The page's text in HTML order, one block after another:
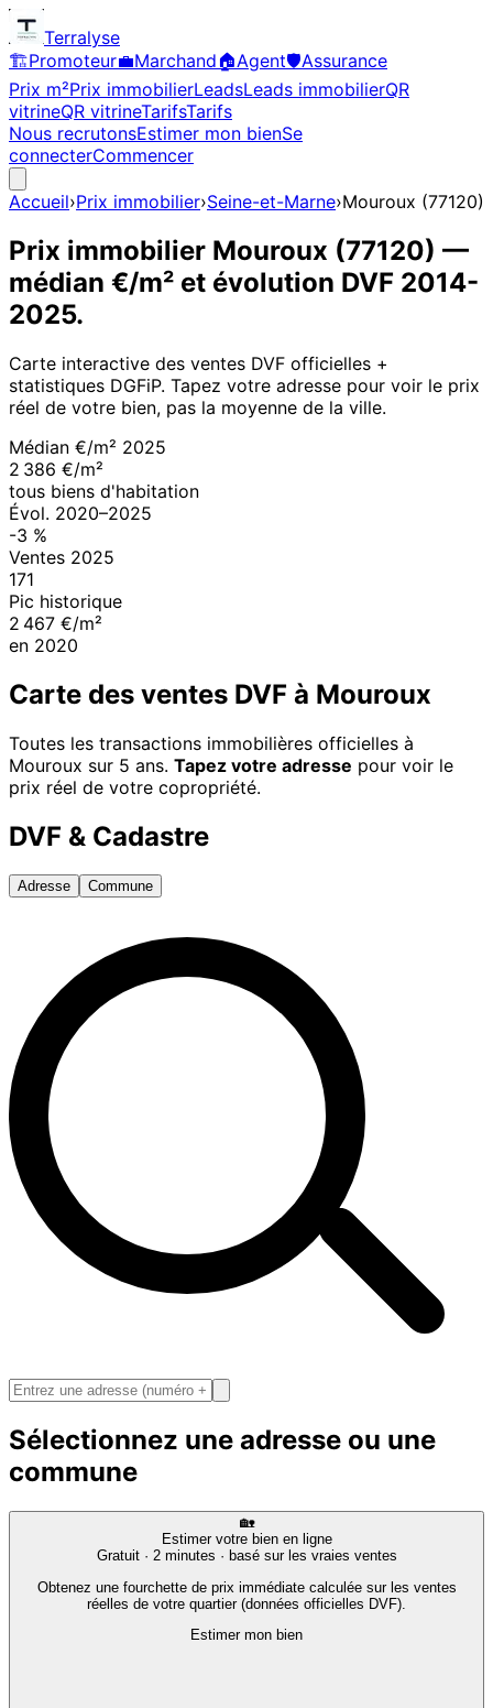
Terralyse
🏗️Promoteur💼Marchand🏠Agent🛡️Assurance
Prix m²Prix immobilierLeadsLeads immobilierQR
vitrineQR vitrineTarifsTarifs
Nous recrutonsEstimer mon bienSe
connecterCommencer
Accueil›Prix immobilier›Seine-et-Marne›Mouroux (77120)
Prix immobilier Mouroux (77120) —
médian €/m² et évolution DVF 2014-
2025.
Carte interactive des ventes DVF officielles +
statistiques DGFiP. Tapez votre adresse pour voir le prix
réel de votre bien, pas la moyenne de la ville.
Médian €/m² 2025
2 386 €/m²
tous biens d'habitation
Évol. 2020–2025
-3 %
Ventes 2025
171
Pic historique
2 467 €/m²
en 2020
Carte des ventes DVF à Mouroux
Toutes les transactions immobilières officielles à
Mouroux sur 5 ans. Tapez votre adresse pour voir le
prix réel de votre copropriété.
DVF & Cadastre
Adresse Commune
Sélectionnez une adresse ou une
commune
🏡
Estimer votre bien en ligne
Gratuit · 2 minutes · basé sur les vraies ventes
Obtenez une fourchette de prix immédiate calculée sur les ventes
réelles de votre quartier (données officielles DVF).
Estimer mon bien